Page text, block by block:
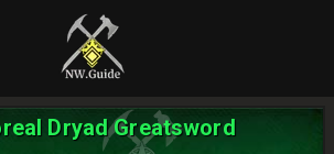
Dryad Greatsword